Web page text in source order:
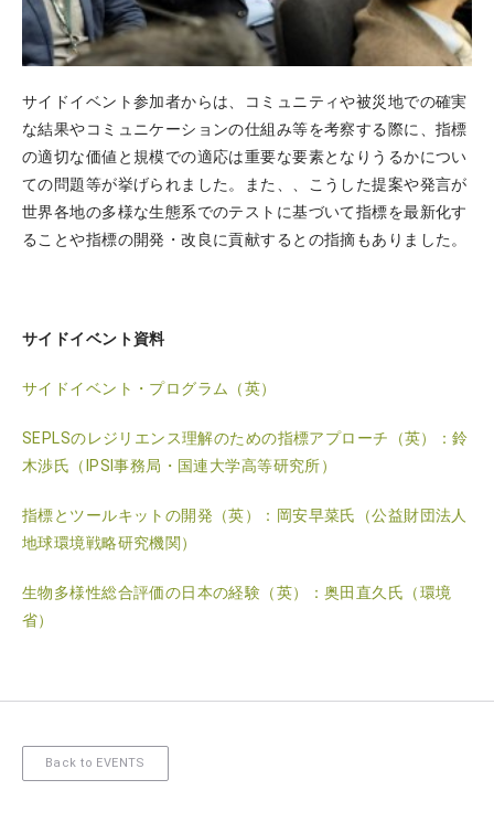
サイドイベント参加者からは、コミュニティや被災地での確実
な結果やコミュニケーションの仕組み等を考察する際に、指標
の適切な価値と規模での適応は重要な要素となりうるかについ
ての問題等が挙げられました。また、、こうした提案や発言が
世界各地の多様な生態系でのテストに基づいて指標を最新化す
ることや指標の開発・改良に貢献するとの指摘もありました。
サイドイベント資料
サイドイベント・プログラム（英）
SEPLSのレジリエンス理解のための指標アプローチ（英）：鈴
木渉氏（IPSI事務局・国連大学高等研究所）
指標とツールキットの開発（英）：岡安早菜氏（公益財団法人
地球環境戦略研究機関）
生物多様性総合評価の日本の経験（英）：奥田直久氏（環境
省）
Back to EVENTS